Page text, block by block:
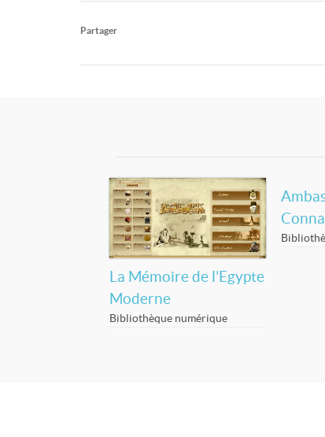
Partager
La Mémoire de l’Egypte
Moderne
Bibliothèque numérique